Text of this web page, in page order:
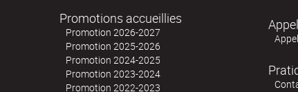
Promotions accueillies
Promotion 2026-2027
Promotion 2025-2026
Promotion 2024-2025
Promotion 2023-2024
Promotion 2022-2023